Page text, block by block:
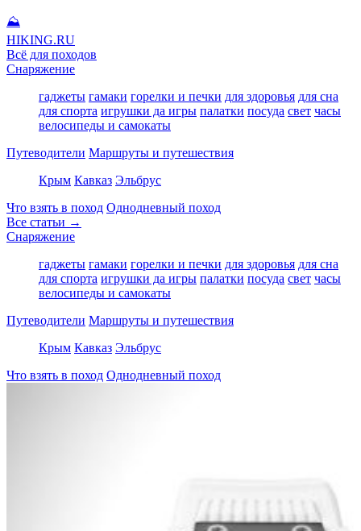
⛰
HIKING.RU
Всё для походов
Снаряжение
гаджеты гамаки горелки и печки для здоровья для сна
для спорта игрушки да игры палатки посуда свет часы
велосипеды и самокаты
Путеводители Маршруты и путешествия
Крым Кавказ Эльбрус
Что взять в поход Однодневный поход
Все статьи →
Снаряжение
гаджеты гамаки горелки и печки для здоровья для сна
для спорта игрушки да игры палатки посуда свет часы
велосипеды и самокаты
Путеводители Маршруты и путешествия
Крым Кавказ Эльбрус
Что взять в поход Однодневный поход